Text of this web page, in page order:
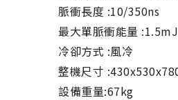
脈衝長度 :10/350ns
最大單脈衝能量 :1.5mJ
冷卻方式 :風冷
整機尺寸
設備重量:67kg